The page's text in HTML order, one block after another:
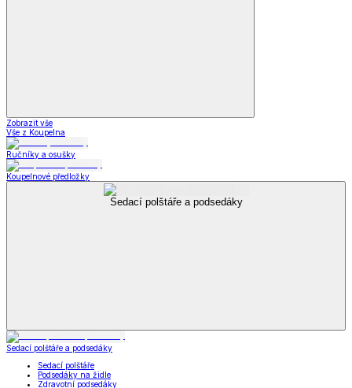
Zobrazit vše
Vše z Koupelna
Ručníky a osušky
Koupelnové předložky
Sedací polštáře a podsedáky
Sedací polštáře a podsedáky
Sedací polštáře
Podsedáky na židle
Zdravotní podsedáky